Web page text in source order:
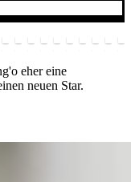
eher eine
neuen Star.